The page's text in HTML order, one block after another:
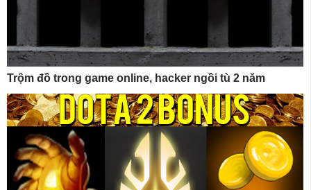
Trộm đồ trong game online, hacker ngồi tù 2 năm